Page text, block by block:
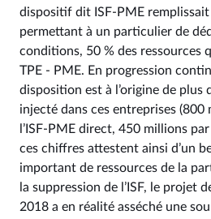
dispositif dit ISF-PME
permettant à un particulier de
conditions, 50 % des ressources
TPE - PME. En progression
disposition est à l’origine de plus
injecté dans ces entreprises (800
l’ISF-PME direct, 450 millions
ces chiffres attestent ainsi d’un
important de ressources de la
la suppression de l’ISF, le projet
2018 a en réalité asséché une